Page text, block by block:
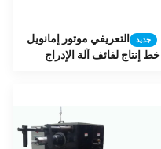
جديد
التعريفي موتور إمانويل
خط إنتاج لفائف آلة الإدراج